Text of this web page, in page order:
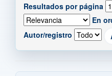
Resultados por página
En
Autor/registro